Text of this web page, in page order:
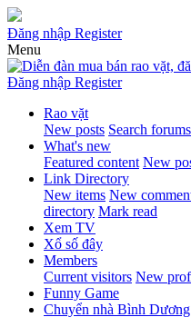
Đăng nhập Register
Menu
Đăng nhập Register
Rao vặt
New posts Search forums
What's new
Featured content New
Link Directory
New items New
directory Mark read
Xem TV
Xổ số đây
Members
Current visitors New
Funny Game
Chuyển nhà Bình Dương